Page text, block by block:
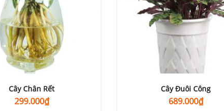
Cây Chân Rết
299.000₫
Cây Đuôi Công
689.000₫